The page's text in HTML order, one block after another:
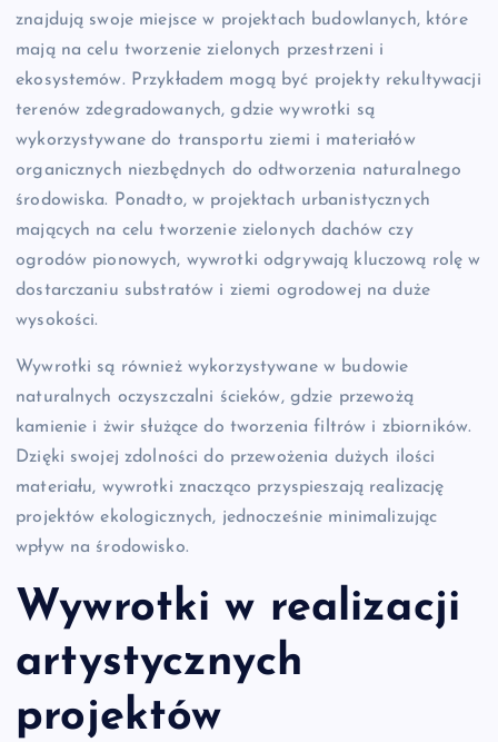
znajdują swoje miejsce w projektach budowlanych, które
mają na celu tworzenie zielonych przestrzeni i
ekosystemów. Przykładem mogą być projekty rekultywacji
terenów zdegradowanych, gdzie wywrotki są
wykorzystywane do transportu ziemi i materiałów
organicznych niezbędnych do odtworzenia naturalnego
środowiska. Ponadto, w projektach urbanistycznych
mających na celu tworzenie zielonych dachów czy
ogrodów pionowych, wywrotki odgrywają kluczową rolę w
dostarczaniu substratów i ziemi ogrodowej na duże
wysokości.
Wywrotki są również wykorzystywane w budowie
naturalnych oczyszczalni ścieków, gdzie przewożą
kamienie i żwir służące do tworzenia filtrów i zbiorników.
Dzięki swojej zdolności do przewożenia dużych ilości
materiału, wywrotki znacząco przyspieszają realizację
projektów ekologicznych, jednocześnie minimalizując
wpływ na środowisko.
Wywrotki w realizacji
artystycznych
projektów